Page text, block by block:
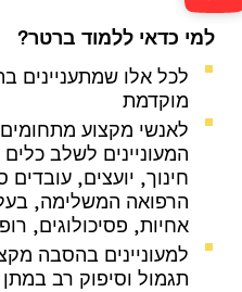
למי כדאי ללמוד ברטר?
לכל אלו שמתעניינים
מוקדמת
לאנשי מקצוע מתחומים
המעוניינים לשלב
חינוך, יועצים,
הרפואה המשלימה,
אחיות, פסיכולוגים,
למעוניינים בהסבה
תגמול וסיפוק רב